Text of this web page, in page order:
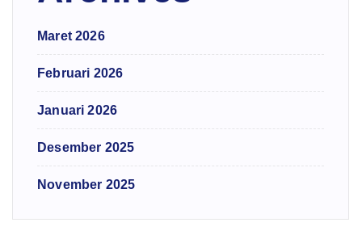
Maret 2026
Februari 2026
Januari 2026
Desember 2025
November 2025